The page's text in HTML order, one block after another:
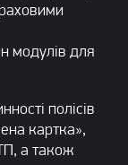
модулів для
полісів
картка»,
а також